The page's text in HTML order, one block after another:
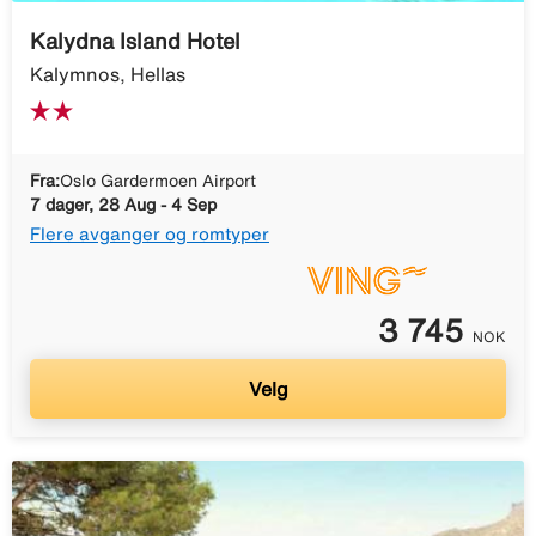
Kalydna Island Hotel
Kalymnos, Hellas
Fra:Oslo Gardermoen Airport
7 dager, 28 Aug - 4 Sep
Flere avganger og romtyper
3 745 NOK
Velg